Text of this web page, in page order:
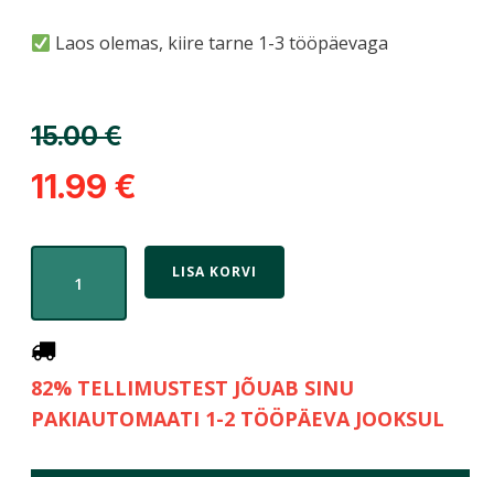
Laos olemas, kiire tarne 1-3 tööpäevaga
15.00€
11.99 €
LISA KORVI
82% TELLIMUSTEST JÕUAB SINU
PAKIAUTOMAATI 1-2 TÖÖPÄEVA JOOKSUL